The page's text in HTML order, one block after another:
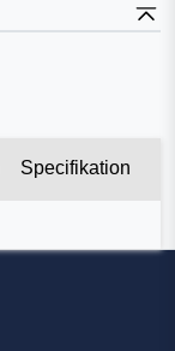
Specifikation